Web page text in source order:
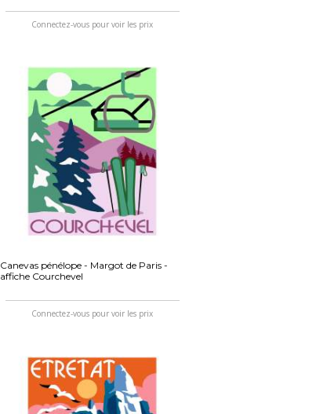
Connectez-vous pour voir les prix
Canevas pénélope - Margot de Paris -
affiche Courchevel
Connectez-vous pour voir les prix